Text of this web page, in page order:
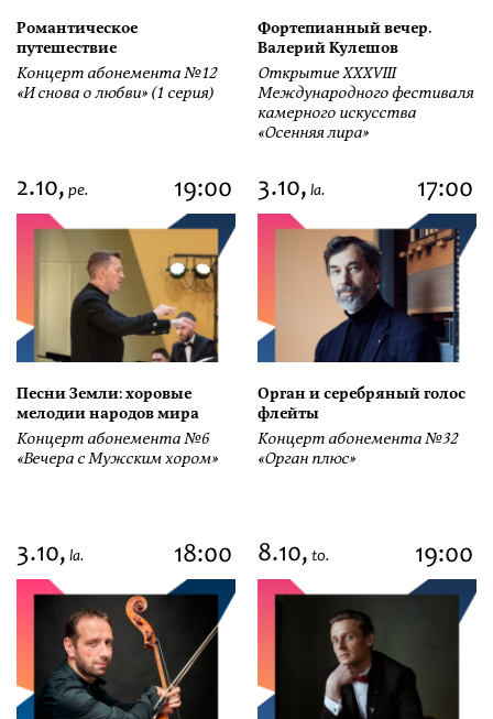
Романтическое
путешествие
Концерт абонемента №12
«И снова о любви» (1 серия)
Фортепианный вечер.
Валерий Кулешов
Открытие ХХХVIII
Международного фестиваля
камерного искусства
«Осенняя лира»
2.10, pe. 19:00
Песни Земли: хоровые
мелодии народов мира
Концерт абонемента №6
«Вечера с Мужским хором»
3.10, la. 17:00
Орган и серебряный голос
флейты
Концерт абонемента №32
«Орган плюс»
3.10, la. 18:00 8.10, to. 19:00